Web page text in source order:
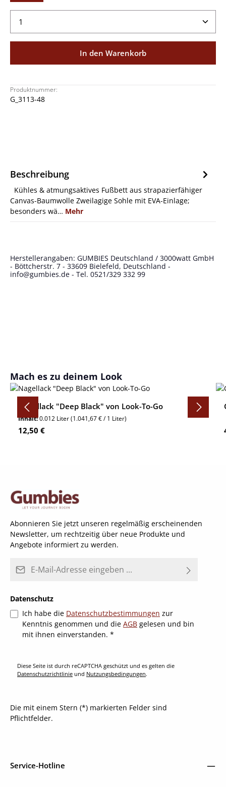
Produkt Anzahl: Gib den gewünschten Wert ein
In den Warenkorb
Produktnummer:
G_3113-48
Beschreibung
Kühles & atmungsaktives Fußbett aus strapazierfähiger
Canvas-Baumwolle Zweilagige Sohle mit EVA-Einlage;
besonders wä… Mehr
Herstellerangaben: GUMBIES Deutschland / 3000watt GmbH
- Böttcherstr. 7 - 33609 Bielefeld, Deutschland -
info@gumbies.de - Tel. 0521/329 332 99
Produktgalerie überspringen
Mach es zu deinem Look
Nagellack "Deep Black" von Look-To-Go
Inhalt:0.012 Liter(1.041,67 € / 1 Liter)
Regulärer Preis:
12,50 €
Abonnieren Sie jetzt unseren regelmäßig erscheinenden
Newsletter, um rechtzeitig über neue Produkte und
Angebote informiert zu werden.
Datenschutz
Ich habe die Datenschutzbestimmungen zur
Kenntnis genommen und die AGB gelesen und bin
mit ihnen einverstanden. *
Diese Seite ist durch reCAPTCHA geschützt und es gelten die
Datenschutzrichtlinie und Nutzungsbedingungen.
Die mit einem Stern (*) markierten Felder sind
Pflichtfelder.
Service-Hotline